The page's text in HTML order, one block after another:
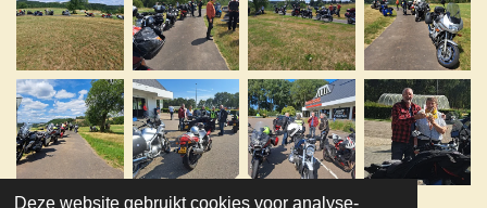
Deze website gebruikt cookies voor analyse-